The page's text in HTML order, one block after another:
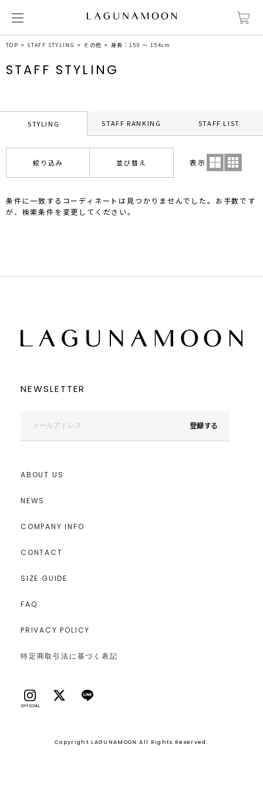
TOP STAFF STYLING その他 身長：150 ～ 154cm
STAFF STYLING
STYLING STAFF RANKING STAFF LIST
絞り込み 並び替え 表示
条件に一致するコーディネートは見つかりませんでした。お手数です
が、検索条件を変更してください。
NEWSLETTER
登録する
ABOUT US
NEWS
COMPANY INFO
CONTACT
SIZE GUIDE
FAQ
PRIVACY POLICY
特定商取引法に基づく表記
Copyright LAGUNAMOON All Rights Reserved.